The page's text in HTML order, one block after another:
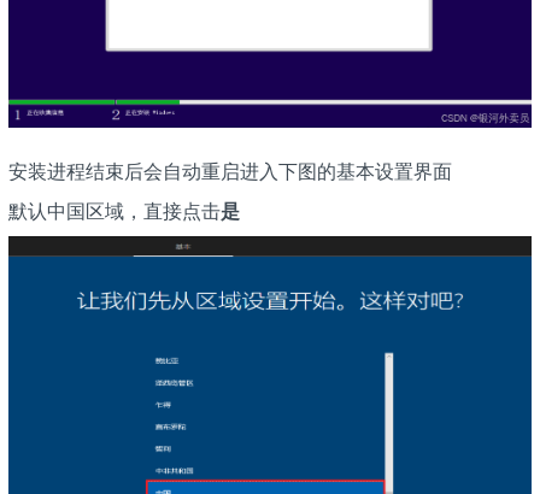
安装进程结束后会自动重启进入下图的基本设置界面
默认中国区域，直接点击是